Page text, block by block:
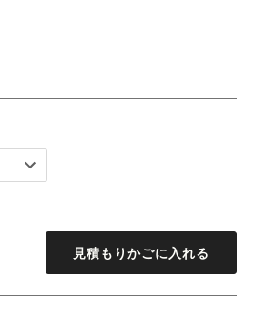
見積もりかごに入れる